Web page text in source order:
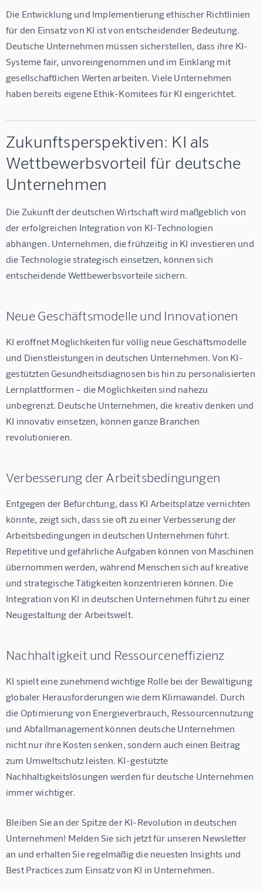
Die Entwicklung und Implementierung ethischer Richtlinien
für den Einsatz von KI ist von entscheidender Bedeutung.
Deutsche Unternehmen müssen sicherstellen, dass ihre KI-
Systeme fair, unvoreingenommen und im Einklang mit
gesellschaftlichen Werten arbeiten. Viele Unternehmen
haben bereits eigene Ethik-Komitees für KI eingerichtet.
Zukunftsperspektiven: KI als
Wettbewerbsvorteil für deutsche
Unternehmen
Die Zukunft der deutschen Wirtschaft wird maßgeblich von
der erfolgreichen Integration von KI-Technologien
abhängen. Unternehmen, die frühzeitig in KI investieren und
die Technologie strategisch einsetzen, können sich
entscheidende Wettbewerbsvorteile sichern.
Neue Geschäftsmodelle und Innovationen
KI eröffnet Möglichkeiten für völlig neue Geschäftsmodelle
und Dienstleistungen in deutschen Unternehmen. Von KI-
gestützten Gesundheitsdiagnosen bis hin zu personalisierten
Lernplattformen – die Möglichkeiten sind nahezu
unbegrenzt. Deutsche Unternehmen, die kreativ denken und
KI innovativ einsetzen, können ganze Branchen
revolutionieren.
Verbesserung der Arbeitsbedingungen
Entgegen der Befürchtung, dass KI Arbeitsplätze vernichten
könnte, zeigt sich, dass sie oft zu einer Verbesserung der
Arbeitsbedingungen in deutschen Unternehmen führt.
Repetitive und gefährliche Aufgaben können von Maschinen
übernommen werden, während Menschen sich auf kreative
und strategische Tätigkeiten konzentrieren können. Die
Integration von KI in deutschen Unternehmen führt zu einer
Neugestaltung der Arbeitswelt.
Nachhaltigkeit und Ressourceneffizienz
KI spielt eine zunehmend wichtige Rolle bei der Bewältigung
globaler Herausforderungen wie dem Klimawandel. Durch
die Optimierung von Energieverbrauch, Ressourcennutzung
und Abfallmanagement können deutsche Unternehmen
nicht nur ihre Kosten senken, sondern auch einen Beitrag
zum Umweltschutz leisten. KI-gestützte
Nachhaltigkeitslösungen werden für deutsche Unternehmen
immer wichtiger.
Bleiben Sie an der Spitze der KI-Revolution in deutschen
Unternehmen! Melden Sie sich jetzt für unseren Newsletter
an und erhalten Sie regelmäßig die neuesten Insights und
Best Practices zum Einsatz von KI in Unternehmen.